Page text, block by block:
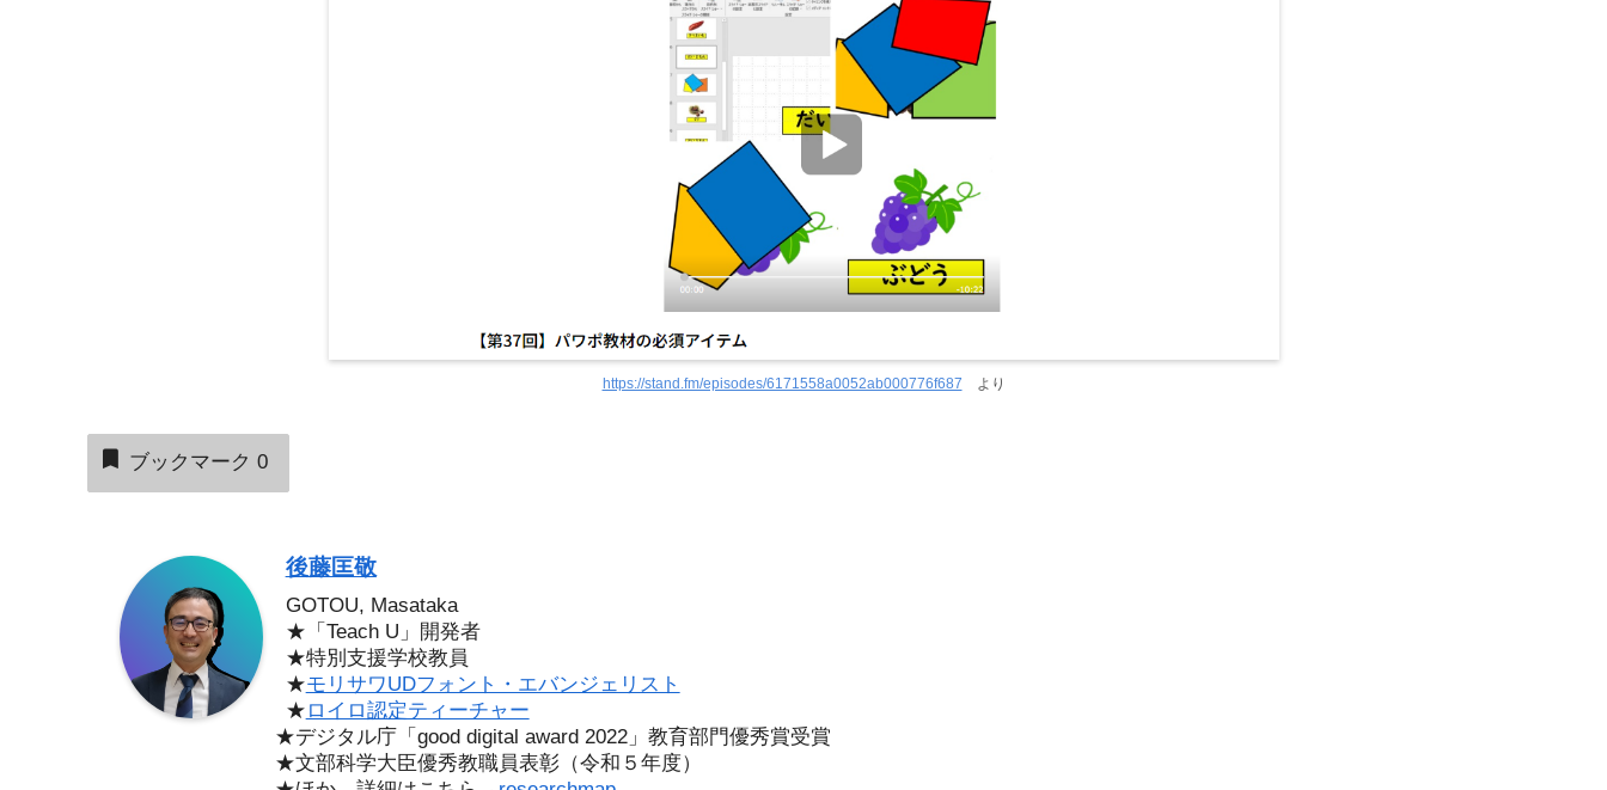
https://stand.fm/episodes/6171558a0052ab000776f687 より
ブックマーク 0
後藤匡敬
GOTOU, Masataka
★「Teach U」開発者
★特別支援学校教員
★モリサワUDフォント・エバンジェリスト
★ ロイロ認定ティーチャー
★デジタル庁「good digital award 2022」教育部門優秀賞受賞
★文部科学大臣優秀教職員表彰（令和５年度）